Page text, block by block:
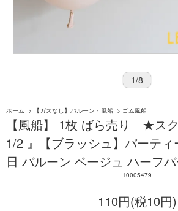
1/8
ホーム > 【ガスなし】バルーン・風船 > ゴム風船
【風船】 1枚 ばら売り ★ス
1/2 』【ブラッシュ】パーテ
日 バルーン ベージュ ハーフ
10005479
110円(税10円)